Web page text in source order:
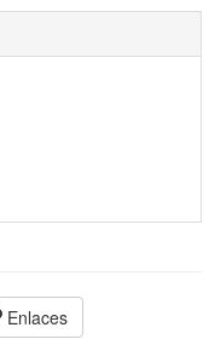
Enlaces